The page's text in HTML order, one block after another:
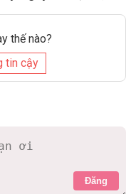
thế nào?
tin cậy
Đăng